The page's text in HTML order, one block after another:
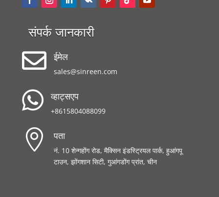
संपर्क जानकारी
 ईमेल
sales@sinreen.com
 व्हाट्सएप
+8615804088099
 पता
नं. 10 शेन्गहोंग रोड, मैक्सिन इंडस्ट्रियल पार्क, हुआंगपू
टाउन, झोंगशान सिटी, गुआंगडोंग प्रांत, चीन